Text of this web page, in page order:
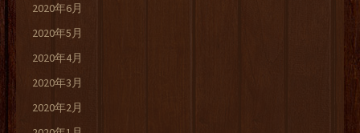
2020年6月
2020年5月
2020年4月
2020年3月
2020年2月